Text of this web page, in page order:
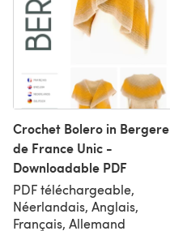
Crochet Bolero in Bergere
de France Unic -
Downloadable PDF
PDF téléchargeable,
Néerlandais, Anglais,
Français, Allemand